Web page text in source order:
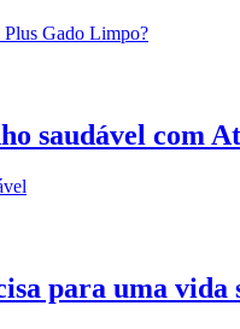
saudável com
para uma vida